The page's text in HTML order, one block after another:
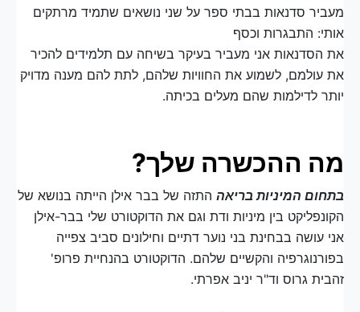
מעביר סדנאות בבתי ספר על שני נושאים שתמיד מרתקים
אותי: התבגרות וכסף
את הסדנאות אני מעביר בעיקר בשיחה עם תלמידים להכיר
את עולמם, לשמוע את החוויות שלהם, לתת להם מענה מדויק
יותר לדילמות שהם מעלים בכיתה.
מה ההכשרה שלך?
בתחום המיניות בריאה התזה של בבר אילן הייתה בנושא של
הקונפליקט בין מיניות ודת וגם את הדוקטורט שלי בבר-אילן
אני עושה בבחינת בני נוער דתיים וחילונים סביב צפייה
בפורנוגרפיה והקשיים שלהם. הדוקטורט בהנחיית פרופ'
זהבית גרוס וד"ר יניב אפרתי.